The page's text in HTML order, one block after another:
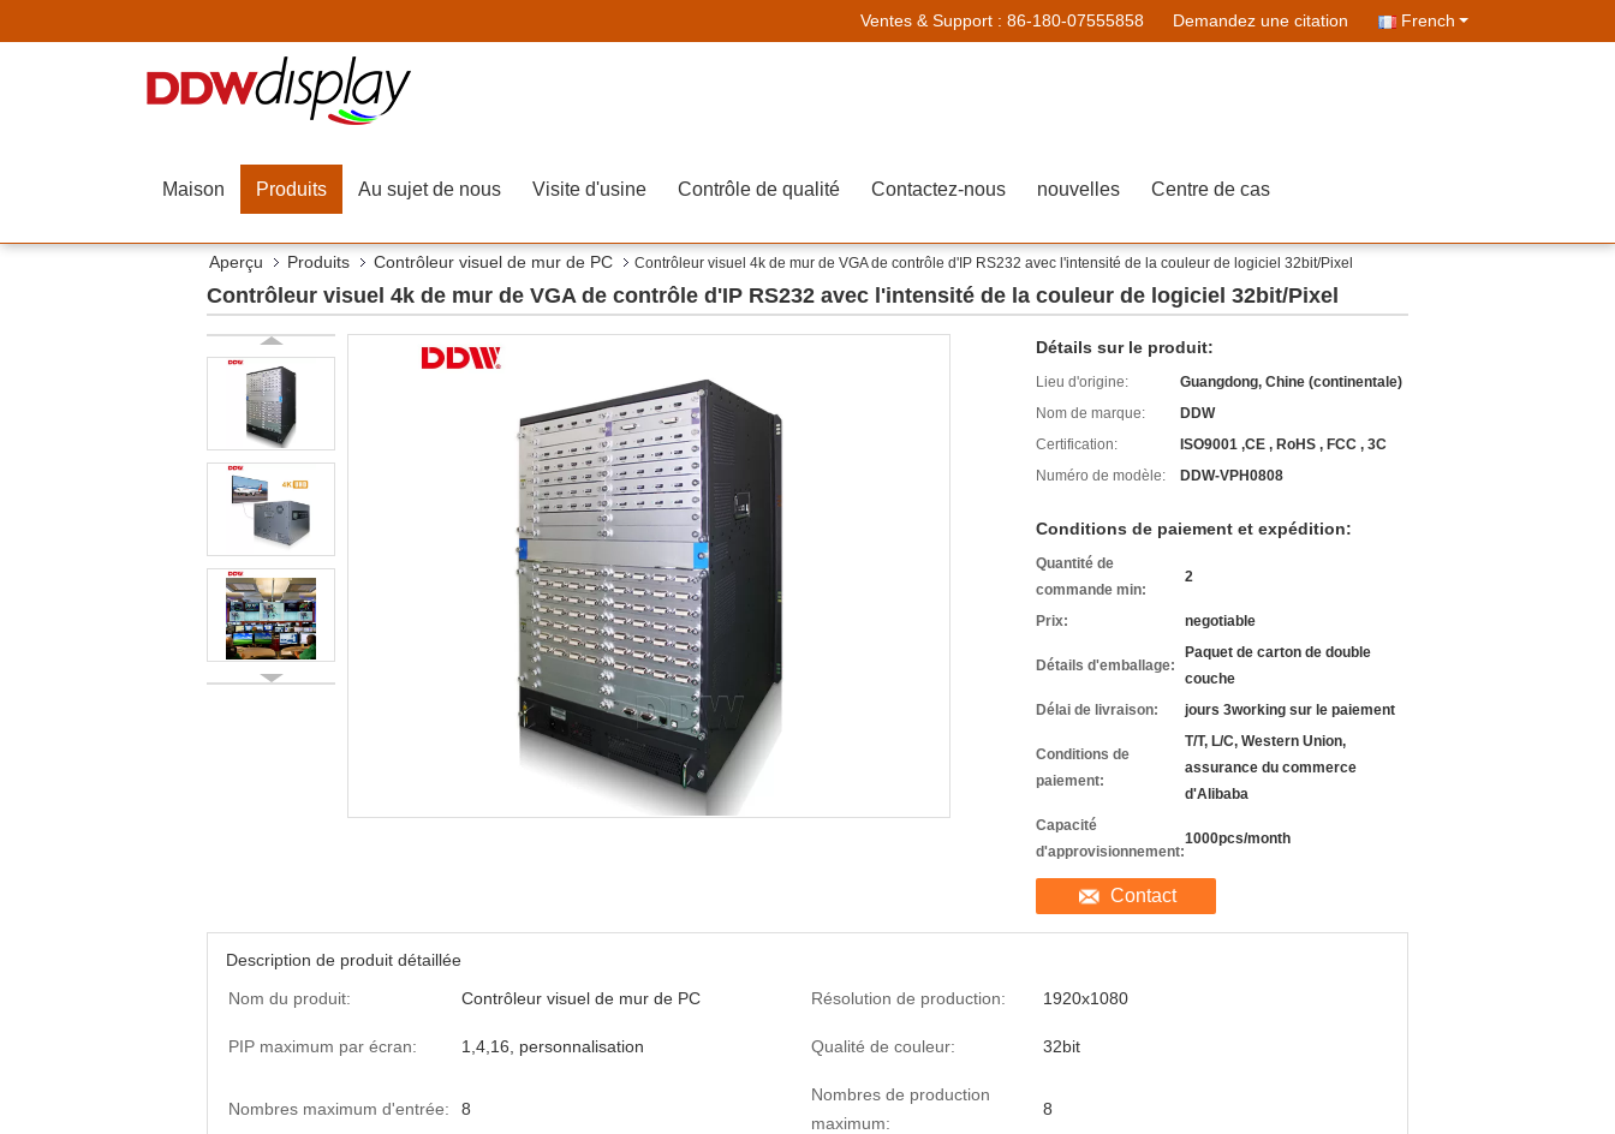
Ventes & Support : 86-180-07555858 Demandez une citation French
Maison Produits Au sujet de nous Visite d'usine Contrôle de qualité Contactez-nous nouvelles Centre de cas
Aperçu Produits Contrôleur visuel de mur de PC Contrôleur visuel 4k de mur de VGA de contrôle d'IP RS232 avec l'intensité de la couleur de logiciel 32bit/Pixel
Contrôleur visuel 4k de mur de VGA de contrôle d'IP RS232 avec l'intensité de la couleur de logiciel 32bit/Pixel
Détails sur le produit:
Lieu d'origine:
Guangdong, Chine (continentale)
Nom de marque:
DDW
Certification:
ISO9001 ,CE , RoHS , FCC , 3C
Numéro de modèle:
DDW-VPH0808
Conditions de paiement et expédition:
Quantité de
commande min:
2
Prix: negotiable
Détails d'emballage:
Paquet de carton de double
couche
Délai de livraison:
jours 3working sur le paiement
Conditions de
paiement:
T/T, L/C, Western Union,
assurance du commerce
d'Alibaba
Capacité
d'approvisionnement:
1000pcs/month
Contact
Description de produit détaillée
Nom du produit:
Contrôleur visuel de mur de PC Résolution de production: 1920x1080
PIP maximum par écran: 1,4,16, personnalisation Qualité de couleur: 32bit
Nombres maximum d'entrée: 8
Nombres de production
maximum:
8